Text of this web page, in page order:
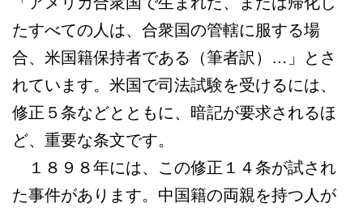
たすべての人は、合衆国の管轄に服する場
合、米国籍保持者である（筆者訳）…」とさ
れています。米国で司法試験を受けるには、
修正５条などとともに、暗記が要求されるほ
ど、重要な条文です。
１８９８年には、この修正１４条が試され
た事件があります。中国籍の両親を持つ人が